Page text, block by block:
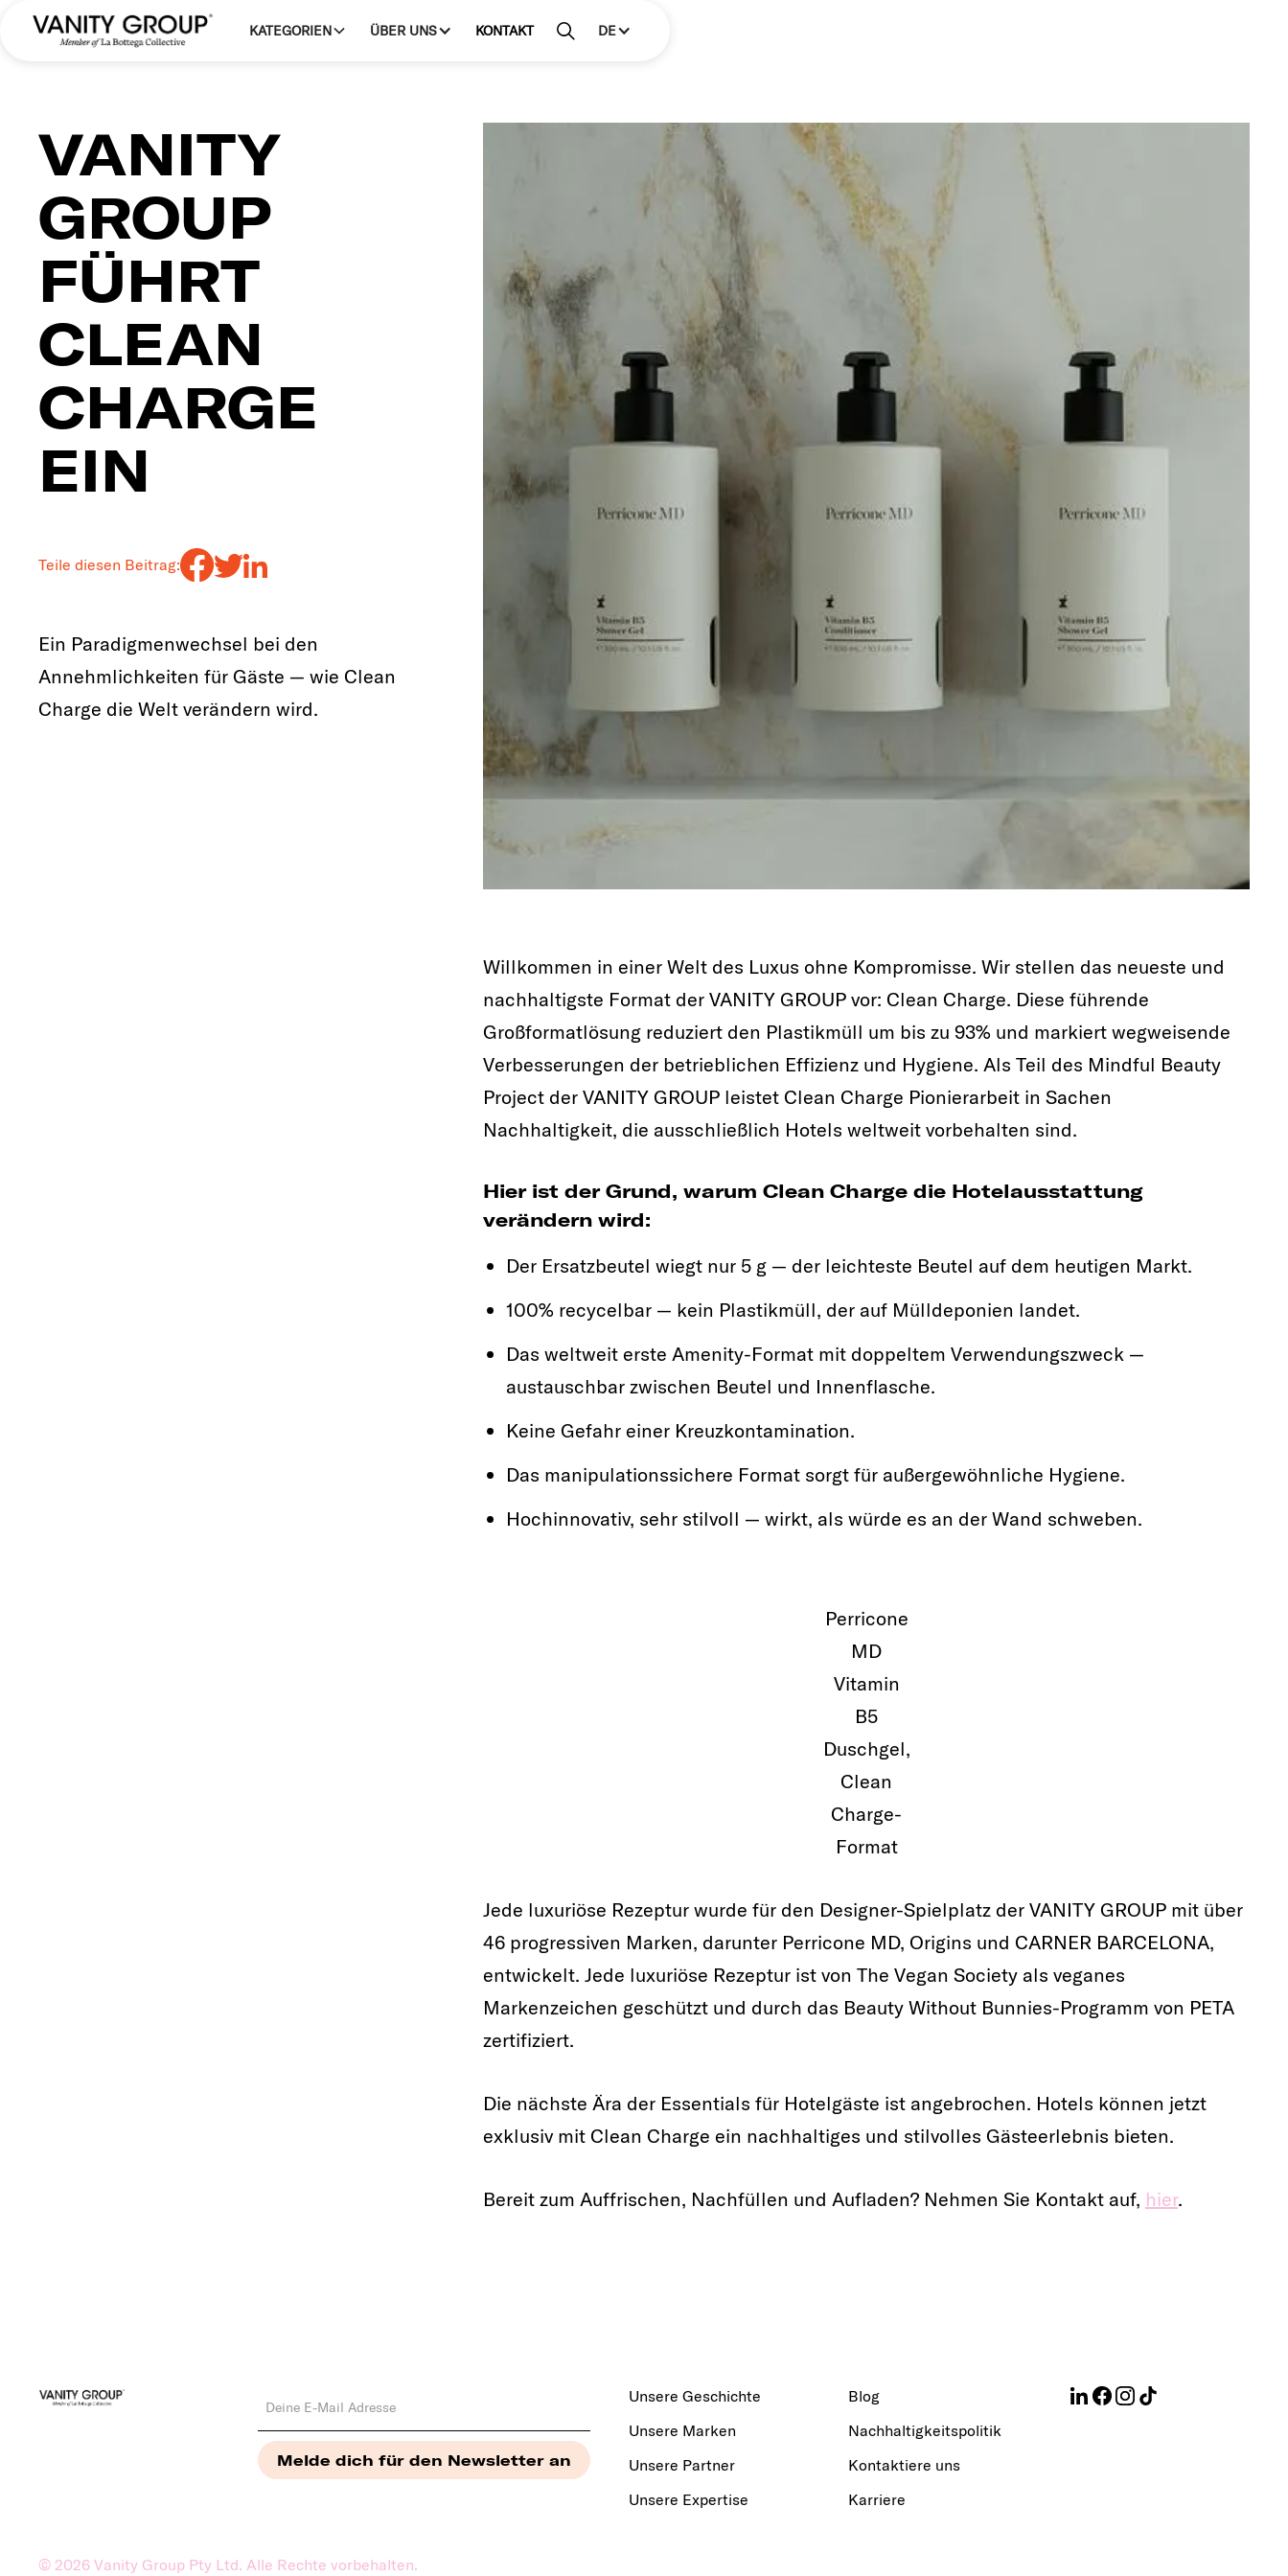
KATEGORIEN ÜBER UNS KONTAKT DE
VANITY
GROUP
FÜHRT
CLEAN
CHARGE
EIN
Teile diesen Beitrag:
Ein Paradigmenwechsel bei den
Annehmlichkeiten für Gäste — wie Clean
Charge die Welt verändern wird.
Willkommen in einer Welt des Luxus ohne Kompromisse. Wir stellen das neueste und
nachhaltigste Format der VANITY GROUP vor: Clean Charge. Diese führende
Großformatlösung reduziert den Plastikmüll um bis zu 93% und markiert wegweisende
Verbesserungen der betrieblichen Effizienz und Hygiene. Als Teil des Mindful Beauty
Project der VANITY GROUP leistet Clean Charge Pionierarbeit in Sachen
Nachhaltigkeit, die ausschließlich Hotels weltweit vorbehalten sind.
Hier ist der Grund, warum Clean Charge die Hotelausstattung
verändern wird:
Der Ersatzbeutel wiegt nur 5 g — der leichteste Beutel auf dem heutigen Markt.
100% recycelbar — kein Plastikmüll, der auf Mülldeponien landet.
Das weltweit erste Amenity-Format mit doppeltem Verwendungszweck —
austauschbar zwischen Beutel und Innenflasche.
Keine Gefahr einer Kreuzkontamination.
Das manipulationssichere Format sorgt für außergewöhnliche Hygiene.
Hochinnovativ, sehr stilvoll — wirkt, als würde es an der Wand schweben.
Perricone
MD
Vitamin
B5
Duschgel,
Clean
Charge-
Format
Jede luxuriöse Rezeptur wurde für den Designer-Spielplatz der VANITY GROUP mit über
46 progressiven Marken, darunter Perricone MD, Origins und CARNER BARCELONA,
entwickelt. Jede luxuriöse Rezeptur ist von The Vegan Society als veganes
Markenzeichen geschützt und durch das Beauty Without Bunnies-Programm von PETA
zertifiziert.
Die nächste Ära der Essentials für Hotelgäste ist angebrochen. Hotels können jetzt
exklusiv mit Clean Charge ein nachhaltiges und stilvolles Gästeerlebnis bieten.
Bereit zum Auffrischen, Nachfüllen und Aufladen? Nehmen Sie Kontakt auf, hier.
Unsere Geschichte
Unsere Marken
Unsere Partner
Unsere Expertise
Blog
Nachhaltigkeitspolitik
Kontaktiere uns
Karriere
© 2026 Vanity Group Pty Ltd. Alle Rechte vorbehalten.